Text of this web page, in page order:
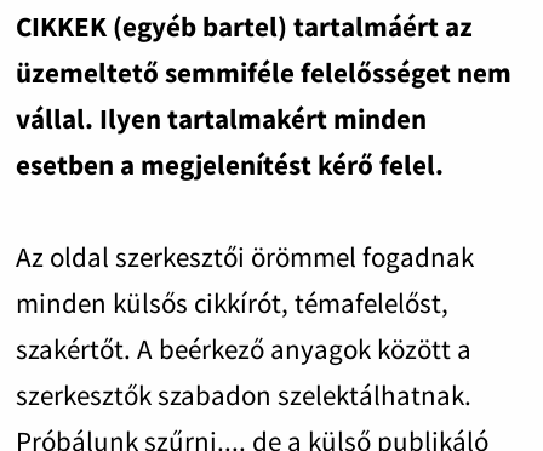
CIKKEK (egyéb bartel) tartalmáért az
üzemeltető semmiféle felelősséget nem
vállal. Ilyen tartalmakért minden
esetben a megjelenítést kérő felel.
Az oldal szerkesztői örömmel fogadnak
minden külsős cikkírót, témafelelőst,
szakértőt. A beérkező anyagok között a
szerkesztők szabadon szelektálhatnak.
Próbálunk szűrni.... de a külső publikáló